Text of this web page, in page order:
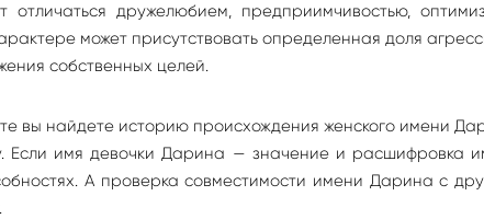
дружелюбием, предприимчивостью,
может присутствовать определенная доля
собственных целей.
вы найдете историю происхождения женского имени
Если имя девочки Дарина — значение и расшифровка
А проверка совместимости имени Дарина с